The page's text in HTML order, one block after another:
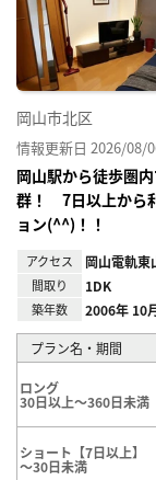
岡山市北区
情報更新日 2026/08/
岡山駅から徒歩圏
群！ 7日以上から
ョン(^^)！！
アクセス 岡山電軌東
間取り 1DK
築年数 2006年 10
プラン名・期間
ロング
30日以上～360日未満
ショート【7日以上】
～30日未満